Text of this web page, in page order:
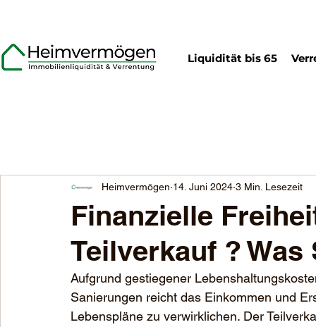
Liquidität bis 65
Finanzielle
Teilverkauf ?
Heimvermögen 14. Juni 2024 3 Min. Lesezeit
Aufgrund gestiegener
Sanierungen reicht das Einkommen und
Lebenspläne zu verwirklichen. Der